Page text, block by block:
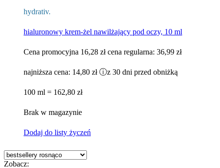
hydrativ.
hialuronowy krem-żel nawilżający pod oczy, 10 ml
Cena promocyjna 16,28 zł cena regularna: 36,99 zł
najniższa cena: 14,80 zł ⓘz 30 dni przed obniżką
100 ml = 162,80 zł
Brak w magazynie
Dodaj do listy życzeń
Zobacz: